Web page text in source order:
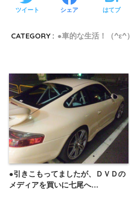
ツイート シェア はてブ
CATEGORY : ●車的な生活！（^ε^）
●引きこもってましたが、ＤＶＤの
メディアを買いに七尾へ…